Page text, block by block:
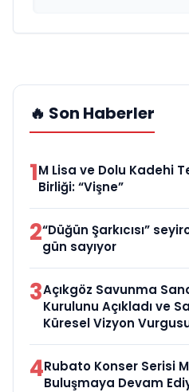
🔥 Son Haberler
1M Lisa ve Dolu Kadehi
Birliği: “Vişne”
2“Düğün Şarkıcısı”
gün sayıyor
3Açıkgöz Savunma
Kurulunu Açıkladı ve
Küresel Vizyon
4Rubato Konser Serisi
Buluşmaya Devam